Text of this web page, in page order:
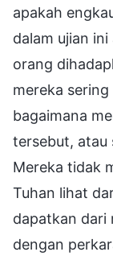
apakah
dalam ujian
orang
mereka
bagaimana
tersebut, atau
Mereka tidak
Tuhan lihat
dapatkan dari
dengan